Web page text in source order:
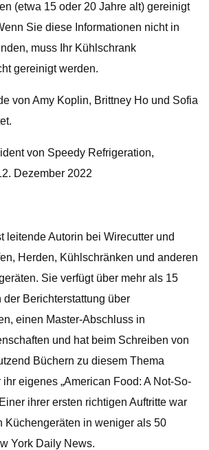
(etwa 15 oder 20 Jahre alt) gereinigt
Sie diese Informationen nicht in
muss Ihr Kühlschrank
gereinigt werden.
von Amy Koplin, Brittney Ho und Sofia
von Speedy Refrigeration,
Dezember 2022
leitende Autorin bei Wirecutter und
Herden, Kühlschränken und anderen
Sie verfügt über mehr als 15
der Berichterstattung über
einen Master-Abschluss in
und hat beim Schreiben von
Büchern zu diesem Thema
eigenes „American Food: A Not-So-
ihrer ersten richtigen Auftritte war
Küchengeräten in weniger als 50
York Daily News.